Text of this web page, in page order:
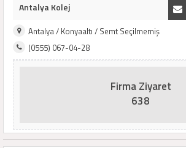
Antalya Kolej
Antalya / Konyaaltı / Semt Seçilmemiş
(0555) 067-04-28
Firma Ziyaret
638